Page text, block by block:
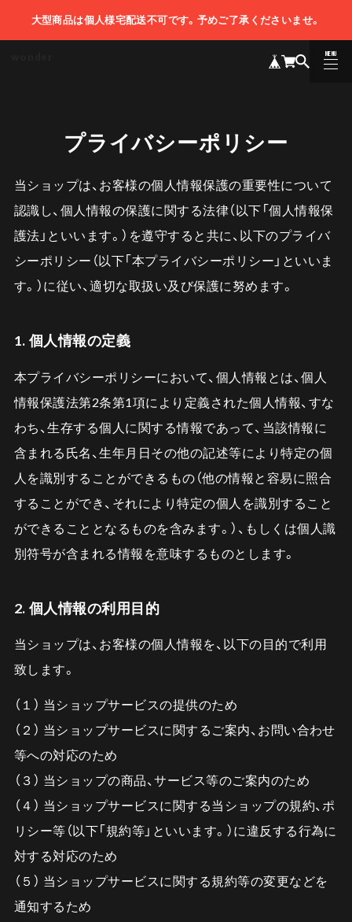
大型商品は個人様宅配送不可です。予めご了承くださいませ。
MENU
CLOSE
プライバシーポリシー
当ショップは、お客様の個人情報保護の重要性について
認識し、個人情報の保護に関する法律（以下「個人情報保
護法」といいます。）を遵守すると共に、以下のプライバ
シーポリシー（以下「本プライバシーポリシー」といいま
す。）に従い、適切な取扱い及び保護に努めます。
1. 個人情報の定義
本プライバシーポリシーにおいて、個人情報とは、個人
情報保護法第2条第1項により定義された個人情報、すな
わち、生存する個人に関する情報であって、当該情報に
含まれる氏名、生年月日その他の記述等により特定の個
人を識別することができるもの（他の情報と容易に照合
することができ、それにより特定の個人を識別すること
ができることとなるものを含みます。）、もしくは個人識
別符号が含まれる情報を意味するものとします。
2. 個人情報の利用目的
当ショップは、お客様の個人情報を、以下の目的で利用
致します。
（１） 当ショップサービスの提供のため
（２） 当ショップサービスに関するご案内、お問い合わせ
等への対応のため
（３） 当ショップの商品、サービス等のご案内のため
（４） 当ショップサービスに関する当ショップの規約、ポ
リシー等（以下「規約等」といいます。）に違反する行為に
対する対応のため
（５） 当ショップサービスに関する規約等の変更などを
通知するため